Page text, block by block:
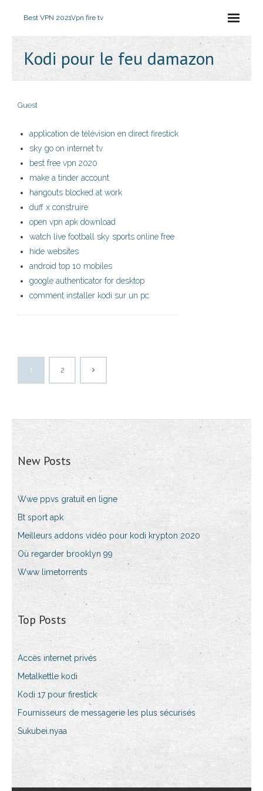
Best VPN 2021Vpn fire tv
Kodi pour le feu damazon
Guest
application de télévision en direct firestick
sky go on internet tv
best free vpn 2020
make a tinder account
hangouts blocked at work
duff x construire
open vpn apk download
watch live football sky sports online free
hide websites
android top 10 mobiles
google authenticator for desktop
comment installer kodi sur un pc
1 2
New Posts
Wwe ppvs gratuit en ligne
Bt sport apk
Meilleurs addons vidéo pour kodi krypton 2020
Où regarder brooklyn 99
Www limetorrents
Top Posts
Accès internet privés
Metalkettle kodi
Kodi 17 pour firestick
Fournisseurs de messagerie les plus sécurisés
Sukubei.nyaa